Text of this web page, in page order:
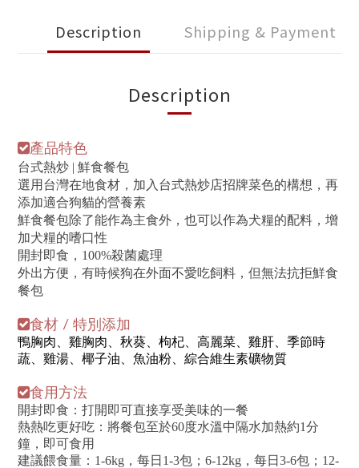
Description Shipping & Payment
Description
產品特色
台式熱炒 | 鮮食餐包
選用台灣在地食材，加入台式熱炒店招牌菜色的構想，再
添加適合狗貓的營養素
鮮食餐包除了能作為主食外，也可以作為犬糧的配料，增
加犬糧的嗜口性
開封即食，100%殺菌處理
外出方便，有時候狗在外面不愛吃飼料，但無法抗拒鮮食
餐包
食材 / 特別添加
鴨胸肉、雞胸肉、秋葵、枸杞、高麗菜、雞肝、季節時
蔬、雞湯、椰子油、魚油粉、綜合維生素礦物質
食用方法
開封即食：打開即可直接享受美味的一餐
熱熱吃更好吃：將餐包至於60度水溫中隔水加熱約1分
鐘，即可食用
建議餵食量：1-6kg，每日1-3包； 6-12kg，每日3-6包 ；12-